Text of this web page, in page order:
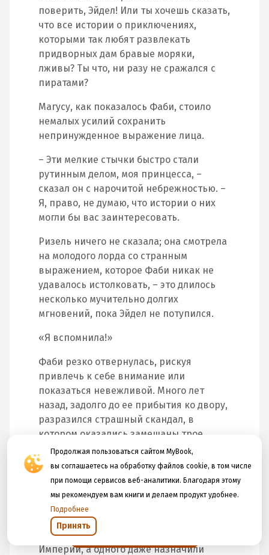
Продолжая пользоваться сайтом MyBook,
вы соглашаетесь на обработку файлов cookie, в том числе
при помощи сервисов веб-аналитики. Благодаря этому
мы рекомендуем вам книги и делаем продукт удобнее.
Подробнее
Принять
поверить, Эйдел! Или ты хочешь сказать,
что все истории о приключениях,
которыми так любят развлекать
придворных дам бравые моряки,
лживы? Ты что, ни разу не сражался с
пиратами?
Магусу, как показалось Фаби, стоило
немалых усилий сохранить
непринужденное выражение лица.
– Эти мелкие стычки быстро стали
рутинным делом, моя принцесса, –
сказал он с нарочитой небрежностью. –
Я, право, не думаю, что истории о них
могли бы вас заинтересовать.
Ризель ничего не сказала; она смотрела
на молодого лорда со странным
выражением, которое Фаби никак не
удавалось истолковать, – это длилось
несколько мучительно долгих
мгновений, пока Эйдел не потупился.
«Я вспомнила!»
Фаби резко отвернулась, рискуя
привлечь к себе внимание или
показаться невежливой. Много лет
назад, задолго до ее прибытия ко двору,
разразился страшный скандал, в
котором оказались замешаны трое
молодых магусов из разных кланов.
Подробностей Фаби не знала – лишь
крупицы, собранные из подслушанных
разговоров, – но ей было известно, что
в конце концов всех этих юношей под
благовидными предлогами выслали из
столицы на самые отдаленные рубежи
Империи, а одного даже назначили
Открыть в приложении